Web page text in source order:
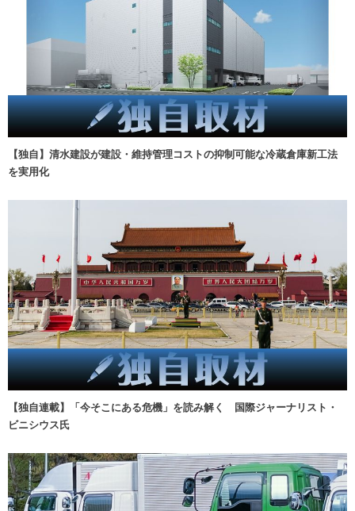
【独自】清水建設が建設・維持管理コストの抑制可能な冷蔵倉庫新工法
を実用化
【独自連載】「今そこにある危機」を読み解く 国際ジャーナリスト・
ビニシウス氏